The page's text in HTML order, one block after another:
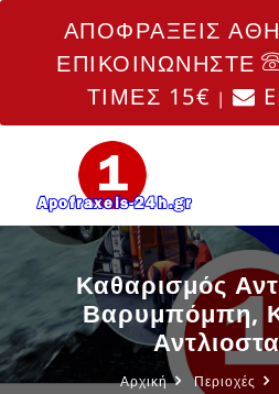
ΑΠΟΦΡΑΞΕΙΣ
ΕΠΙΚΟΙΝΩΝΗΣΤΕ
ΤΙΜΕΣ 15€ |
Καθαρισμός
Βαρυμπόμπη,
Αρχική Περιοχές